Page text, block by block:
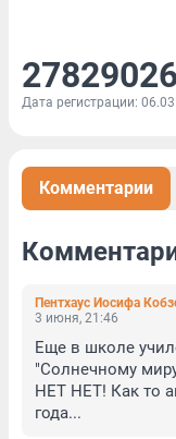
Дата регистрации:
Комментарии
3 июня, 21:46
Еще в школе
"Солнечному
НЕТ НЕТ! Как то
года...